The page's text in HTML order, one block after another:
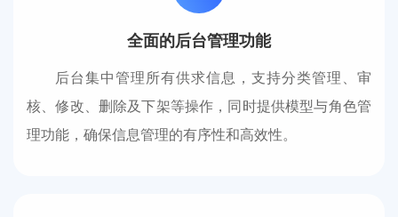
全面的后台管理功能
后台集中管理所有供求信息，支持分类管理、审
核、修改、删除及下架等操作，同时提供模型与角色管
理功能，确保信息管理的有序性和高效性。